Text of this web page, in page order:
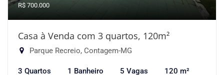
R$ 700.000
Casa à Venda com 3 quartos, 120m²
Parque Recreio, Contagem-MG
3 Quartos 1 Banheiro 5 Vagas 120 m²